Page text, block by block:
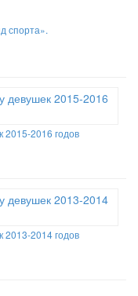
спорта».
2015-2016 годов
2013-2014 годов